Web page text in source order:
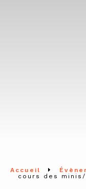
Accueil
cours des minis/